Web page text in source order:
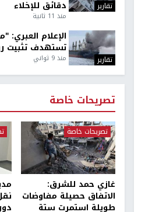
تقارير
دقائق للإخلاء
منذ 11 ثانية
تقارير
الإعلام
تستهدف تثبيت
منذ 9 ثواني
تصريحات خاصة
تصريحات خاصة
غازي حمد للشرق:
الاتفاق حصيلة مفاوضات
طويلة استمرت ستة